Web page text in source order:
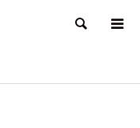
検索